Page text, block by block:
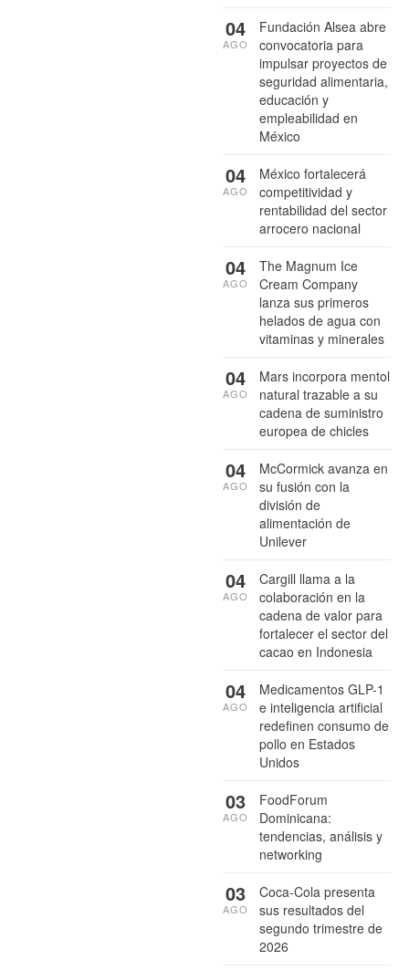
Fundación Alsea abre
convocatoria para
impulsar proyectos de
seguridad alimentaria,
educación y
empleabilidad en
México
04
AGO
México fortalecerá
competitividad y
rentabilidad del sector
arrocero nacional
04
AGO
The Magnum Ice
Cream Company
lanza sus primeros
helados de agua con
vitaminas y minerales
04
AGO
Mars incorpora mentol
natural trazable a su
cadena de suministro
europea de chicles
04
AGO
McCormick avanza en
su fusión con la
división de
alimentación de
Unilever
04
AGO
Cargill llama a la
colaboración en la
cadena de valor para
fortalecer el sector del
cacao en Indonesia
04
AGO
Medicamentos GLP-1
e inteligencia artificial
redefinen consumo de
pollo en Estados
Unidos
04
AGO
FoodForum
Dominicana:
tendencias, análisis y
networking
03
AGO
Coca-Cola presenta
sus resultados del
segundo trimestre de
2026
03
AGO